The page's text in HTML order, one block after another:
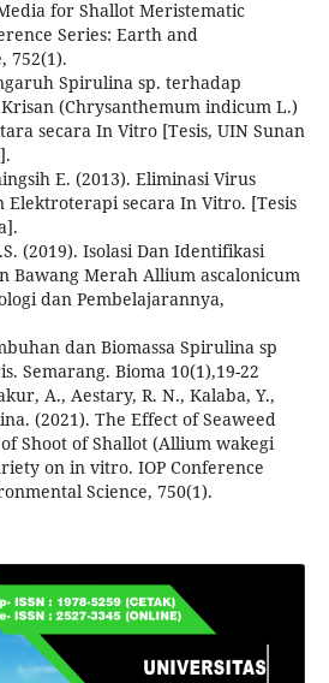
for Shallot Meristematic
Series: Earth and
752(1).
Spirulina sp. terhadap
(Chrysanthemum indicum L.)
secara In Vitro [Tesis, UIN Sunan
E. (2013). Eliminasi Virus
Elektroterapi secara In Vitro. [Tesis
(2019). Isolasi Dan Identifikasi
Bawang Merah Allium ascalonicum
dan Pembelajarannya,
dan Biomassa Spirulina sp
Semarang. Bioma 10(1),19-22
A., Aestary, R. N., Kalaba, Y.,
(2021). The Effect of Seaweed
Shoot of Shallot (Allium wakegi
on in vitro. IOP Conference
Science, 750(1).